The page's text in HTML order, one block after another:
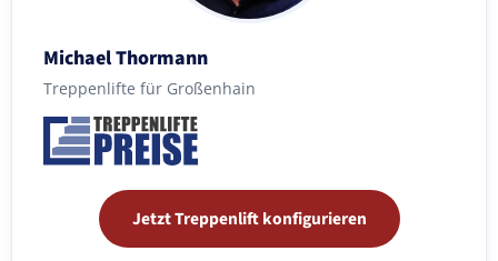
Michael Thormann
Treppenlifte für Großenhain
Jetzt Treppenlift konfigurieren